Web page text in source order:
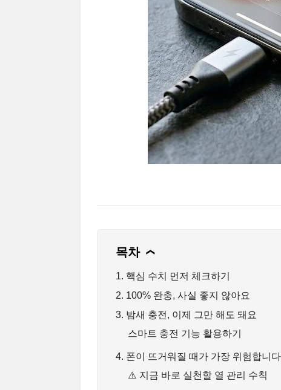
목차 ❯
1. 핵심 수치 먼저 체크하기
2. 100% 완충, 사실 좋지 않아요
3. 밤새 충전, 이제 그만 해도 돼요
스마트 충전 기능 활용하기
4. 폰이 뜨거워질 때가 가장 위험합니다
⚠️ 지금 바로 실천할 열 관리 수칙